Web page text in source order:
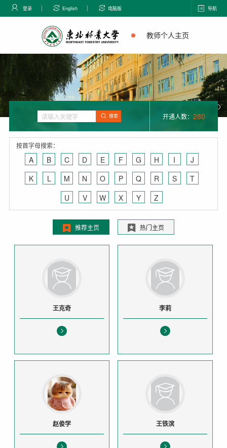
登录 English 电脑版 导航
教师个人主页
搜索 开通人数： 280
按首字母搜索：
A B C D E F G H I
J
K
L M N O P Q R S
T
U
V W X Y Z
推荐主页 热门主页
王克奇 李莉
赵俊学 王铁滨